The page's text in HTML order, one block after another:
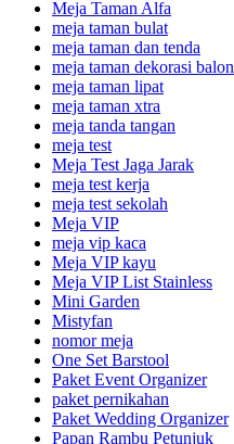
Meja Taman Alfa
meja taman bulat
meja taman dan tenda
meja taman dekorasi balon
meja taman lipat
meja taman xtra
meja tanda tangan
meja test
Meja Test Jaga Jarak
meja test kerja
meja test sekolah
Meja VIP
meja vip kaca
Meja VIP kayu
Meja VIP List Stainless
Mini Garden
Mistyfan
nomor meja
One Set Barstool
Paket Event Organizer
paket pernikahan
Paket Wedding Organizer
Papan Rambu Petunjuk